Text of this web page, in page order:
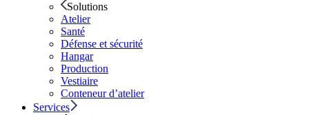
Solutions
Atelier
Santé
Défense et sécurité
Hangar
Production
Vestiaire
Conteneur d’atelier
Services